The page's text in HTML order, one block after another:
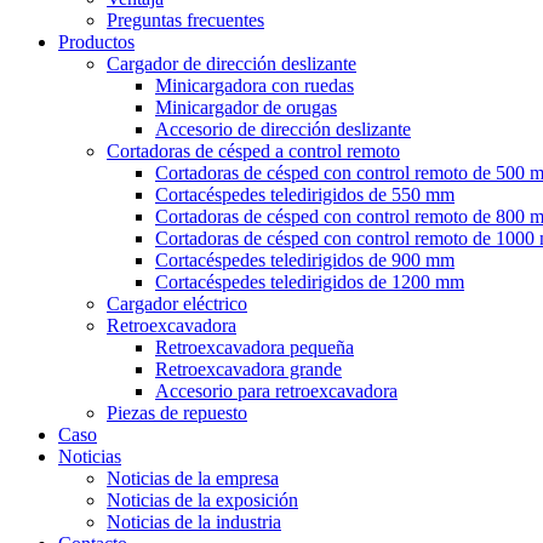
Preguntas frecuentes
Productos
Cargador de dirección deslizante
Minicargadora con ruedas
Minicargador de orugas
Accesorio de dirección deslizante
Cortadoras de césped a control remoto
Cortadoras de césped con control remoto de 500
Cortacéspedes teledirigidos de 550 mm
Cortadoras de césped con control remoto de 800
Cortadoras de césped con control remoto de 1000
Cortacéspedes teledirigidos de 900 mm
Cortacéspedes teledirigidos de 1200 mm
Cargador eléctrico
Retroexcavadora
Retroexcavadora pequeña
Retroexcavadora grande
Accesorio para retroexcavadora
Piezas de repuesto
Caso
Noticias
Noticias de la empresa
Noticias de la exposición
Noticias de la industria